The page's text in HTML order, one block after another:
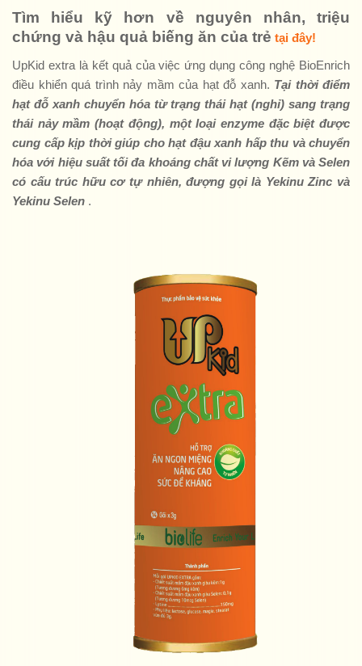
Tìm hiểu kỹ hơn về nguyên nhân, triệu
chứng và hậu quả biếng ăn của trẻ tại đây!
UpKid extra là kết quả của việc ứng dụng công nghệ BioEnrich
điều khiển quá trình nảy mầm của hạt đỗ xanh. Tại thời điểm
hạt đỗ xanh chuyển hóa từ trạng thái hạt (nghỉ) sang trạng
thái nảy mầm (hoạt động), một loại enzyme đặc biệt được
cung cấp kịp thời giúp cho hạt đậu xanh hấp thu và chuyển
hóa với hiệu suất tối đa khoáng chất vi lượng Kẽm và Selen
có cấu trúc hữu cơ tự nhiên, đượng gọi là Yekinu Zinc và
Yekinu Selen .